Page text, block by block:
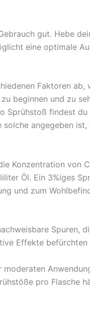
gut. Hebe
eine optimale
Faktoren ab,
beginnen und zu
Sprühstoß findest du
solche angegeben
Konzentration von
Öl. Ein 3%iges
und zum
Spuren,
Effekte befürchten
pro Flasche